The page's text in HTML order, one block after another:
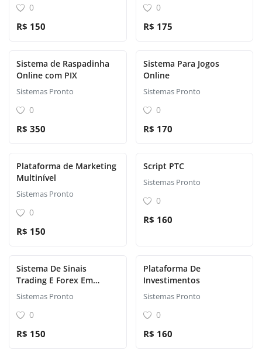
0
R$ 150
0
R$ 175
Sistema de Raspadinha
Online com PIX
Sistemas Pronto
0
R$ 350
Sistema Para Jogos
Online
Sistemas Pronto
0
R$ 170
Plataforma de Marketing
Multinível
Sistemas Pronto
0
R$ 150
Script PTC
Sistemas Pronto
0
R$ 160
Sistema De Sinais
Trading E Forex Em
Crypto
Sistemas Pronto
0
R$ 150
Plataforma De
Investimentos
Sistemas Pronto
0
R$ 160